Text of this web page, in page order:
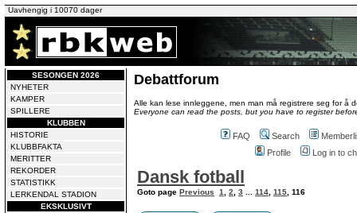
Uavhengig i 10070 dager
SESONGEN 2026
NYHETER
KAMPER
SPILLERE
KLUBBEN
HISTORIE
KLUBBFAKTA
MERITTER
REKORDER
STATISTIKK
LERKENDAL STADION
EKSKLUSIVT
Debattforum
Alle kan lese innleggene, men man må registrere seg for å
Everyone can read the posts, but you have to register
FAQ Search
Profile
Log in to
Dansk fotball
Goto page Previous 1 2 3 114 115 116